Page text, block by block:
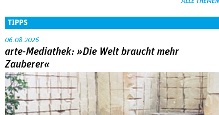
TIPPS
06.08.2026
arte-Mediathek: »Die Welt braucht mehr
Zauberer«